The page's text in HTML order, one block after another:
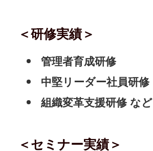
＜研修実績＞
管理者育成研修
中堅リーダー社員研修
組織変革支援研修 など
＜セミナー実績＞